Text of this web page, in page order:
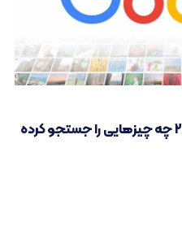
مردم جهان و ایران در سال 2023 چه چیزهایی را جستجو کرده